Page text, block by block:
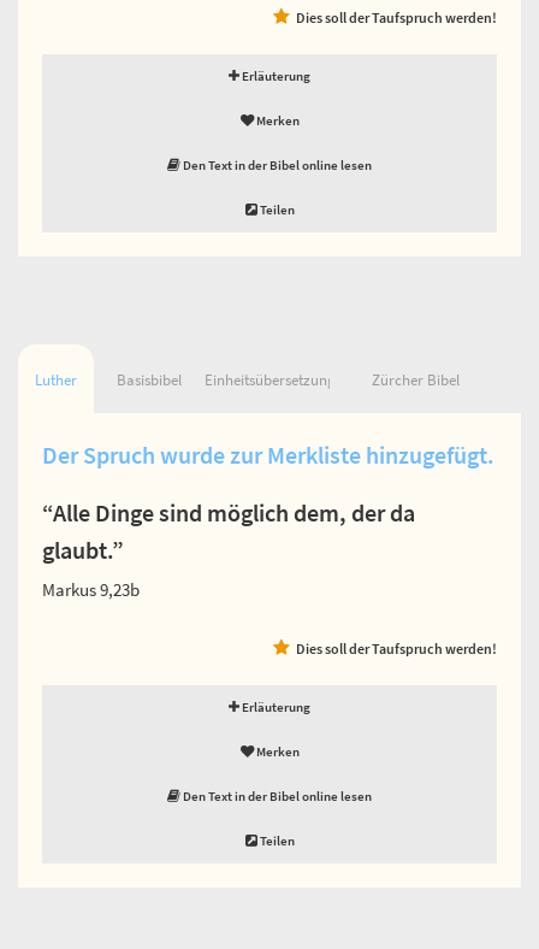
Dies soll der Taufspruch werden!
Erläuterung
Merken
Den Text in der Bibel online lesen
Teilen
Luther Basisbibel Einheitsübersetzung Zürcher Bibel
Der Spruch wurde zur Merkliste hinzugefügt.
“Alle Dinge sind möglich dem, der da
glaubt.”
Markus 9,23b
Dies soll der Taufspruch werden!
Erläuterung
Merken
Den Text in der Bibel online lesen
Teilen